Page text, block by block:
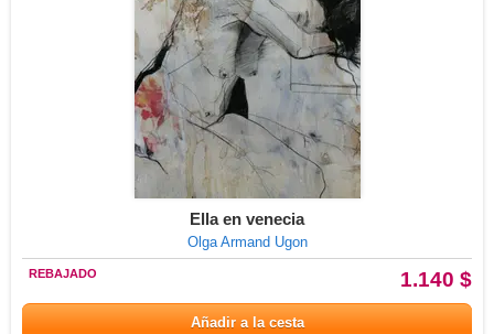
Ella en venecia
Olga Armand Ugon
1.140 $
REBAJADO
Añadir a la cesta